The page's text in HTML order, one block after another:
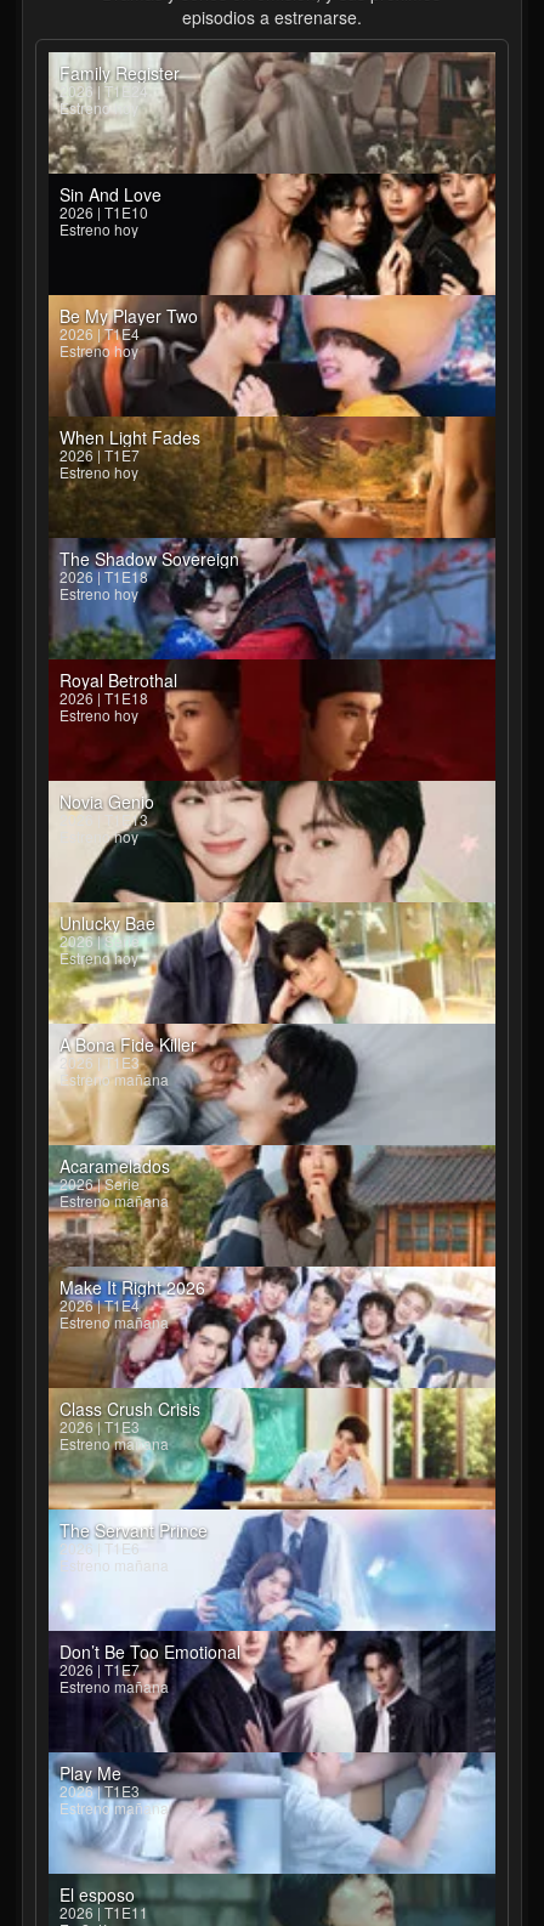
episodios a estrenarse.
Family Register
2026 | T1E24
Estreno hoy
Sin And Love
2026 | T1E10
Estreno hoy
Be My Player Two
2026 | T1E4
Estreno hoy
When Light Fades
2026 | T1E7
Estreno hoy
The Shadow Sovereign
2026 | T1E18
Estreno hoy
Royal Betrothal
2026 | T1E18
Estreno hoy
Novia Genio
2026 | T1E13
Estreno hoy
Unlucky Bae
2026 | Serie
Estreno hoy
A Bona Fide Killer
2026 | T1E3
Estreno mañana
Acaramelados
2026 | Serie
Estreno mañana
Make It Right 2026
2026 | T1E4
Estreno mañana
Class Crush Crisis
2026 | T1E3
Estreno mañana
The Servant Prince
2026 | T1E6
Estreno mañana
Don’t Be Too Emotional
2026 | T1E7
Estreno mañana
Play Me
2026 | T1E3
Estreno mañana
El esposo
2026 | T1E11